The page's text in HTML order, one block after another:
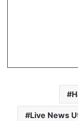
Live News